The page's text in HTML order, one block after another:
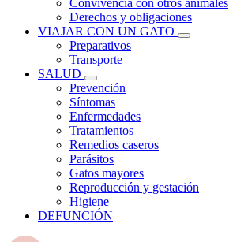
Convivencia con otros animales
Derechos y obligaciones
VIAJAR CON UN GATO
Preparativos
Transporte
SALUD
Prevención
Síntomas
Enfermedades
Tratamientos
Remedios caseros
Parásitos
Gatos mayores
Reproducción y gestación
Higiene
DEFUNCIÓN